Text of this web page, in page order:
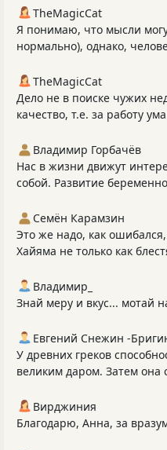
TheMagicCat
Я понимаю, что мысли
нормально), однако,
TheMagicCat
Дело не в поиске чужих
качество, т.е. за работу
Владимир Горбачёв
Нас в жизни движут
собой. Развитие
Семён Карамзин
Это же надо, как
Хайяма не только как
Владимир_
Знай меру и вкус... мотай
Евгений Снежин -
У древних греков
великим даром. Затем она
Вирджиния
Благодарю, Анна, за